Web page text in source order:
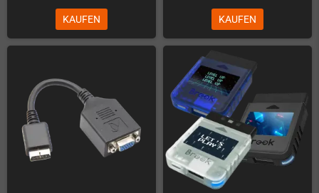
KAUFEN KAUFEN